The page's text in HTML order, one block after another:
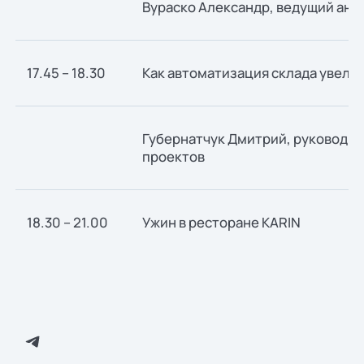
Вураско Александр, ведущий
17.45 – 18.30 Как автоматизация склада
Губернатчук Дмитрий,
проектов
18.30 – 21.00 Ужин в ресторане KARIN